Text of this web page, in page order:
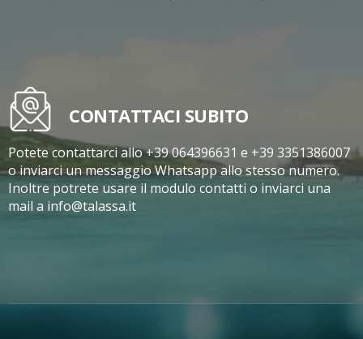
CONTATTACI SUBITO
Potete contattarci allo +39 064396631 e +39 3351386007
o inviarci un messaggio Whatsapp allo stesso numero.
Inoltre potrete usare il modulo contatti o inviarci una
mail a info@talassa.it